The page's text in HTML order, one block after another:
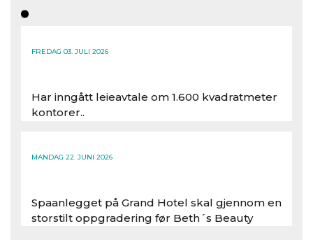
FREDAG 03. JULI 2026
Har inngått leieavtale om 1.600 kvadratmeter
kontorer..
MANDAG 22. JUNI 2026
Spaanlegget på Grand Hotel skal gjennom en
storstilt oppgradering før Beth´s Beauty